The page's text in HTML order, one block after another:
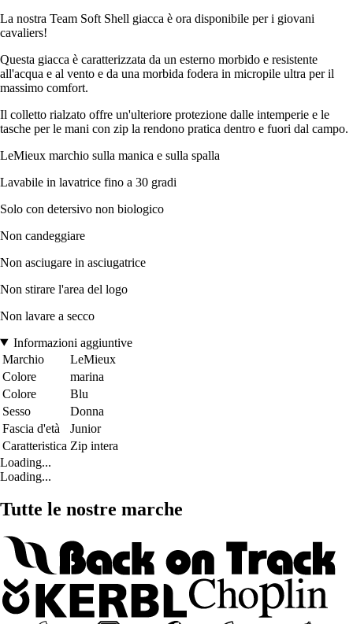
La nostra Team Soft Shell giacca è ora disponibile per i giovani
cavaliers!
Questa giacca è caratterizzata da un esterno morbido e resistente
all'acqua e al vento e da una morbida fodera in micropile ultra per il
massimo comfort.
Il colletto rialzato offre un'ulteriore protezione dalle intemperie e le
tasche per le mani con zip la rendono pratica dentro e fuori dal campo.
LeMieux marchio sulla manica e sulla spalla
Lavabile in lavatrice fino a 30 gradi
Solo con detersivo non biologico
Non candeggiare
Non asciugare in asciugatrice
Non stirare l'area del logo
Non lavare a secco
Informazioni aggiuntive
Marchio
LeMieux
Colore
marina
Colore
Blu
Sesso
Donna
Fascia d'età
Junior
Caratteristica Zip intera
Loading...
Loading...
Tutte le nostre marche